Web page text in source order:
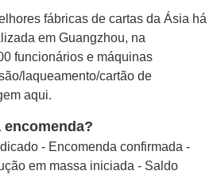
fábricas de cartas da Ásia há
em Guangzhou, na
funcionários e máquinas
laqueamento/cartão de
aqui.
encomenda?
- Encomenda confirmada -
em massa iniciada - Saldo